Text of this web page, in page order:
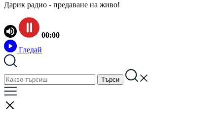
Дарик радио - предаване на живо!
00:00
Гледай